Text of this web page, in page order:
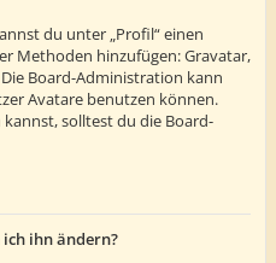
du unter „Profil“ einen
Methoden hinzufügen: Gravatar,
Board-Administration kann
Avatare benutzen können.
solltest du die Board-
ihn ändern?